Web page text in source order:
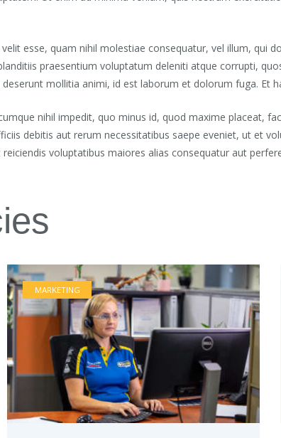
esse, quam nihil molestiae consequatur, vel illum, qui
praesentium voluptatum deleniti atque corrupti,
mollitia animi, id est laborum et dolorum fuga. Et
nihil impedit, quo minus id, quod maxime placeat,
debitis aut rerum necessitatibus saepe eveniet, ut et
voluptatibus maiores alias consequatur aut
MARKETING